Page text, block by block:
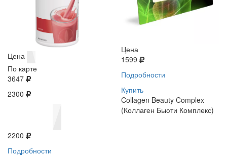
Цена
По карте
3647
2300
2200
Подробности
Цена
1599
Подробности
Купить
Collagen Beauty Complex
(Коллаген Бьюти Комплекс)